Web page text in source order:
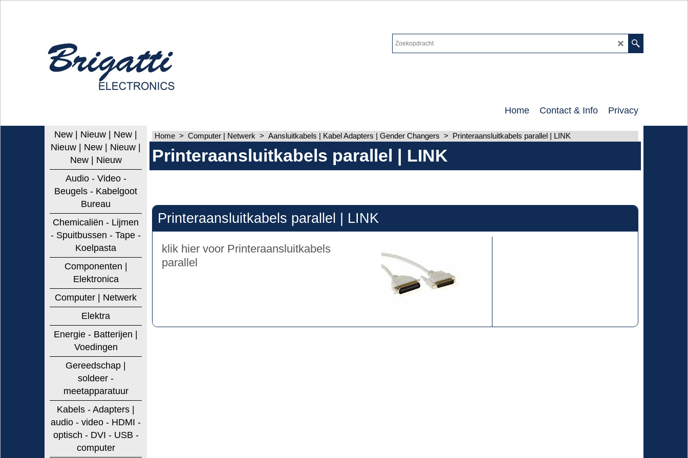
Home Contact & Info Privacy
New | Nieuw | New |
Nieuw | New | Nieuw |
New | Nieuw
Audio - Video -
Beugels - Kabelgoot
Bureau
Chemicaliën - Lijmen
- Spuitbussen - Tape -
Koelpasta
Componenten |
Elektronica
Computer | Netwerk
Elektra
Energie - Batterijen |
Voedingen
Gereedschap |
soldeer -
meetapparatuur
Kabels - Adapters |
audio - video - HDMI -
optisch - DVI - USB -
computer
Home > Computer | Netwerk > Aansluitkabels | Kabel Adapters | Gender Changers > Printeraansluitkabels parallel | LINK
Printeraansluitkabels parallel | LINK
Printeraansluitkabels parallel | LINK
klik hier voor Printeraansluitkabels
parallel